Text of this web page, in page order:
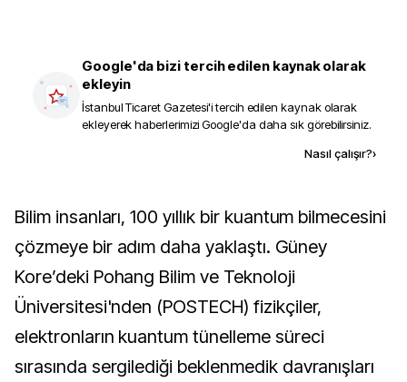
Google'da bizi tercih edilen kaynak olarak
ekleyin
İstanbul Ticaret Gazetesi'i tercih edilen kaynak olarak
ekleyerek haberlerimizi Google'da daha sık görebilirsiniz.
Nasıl çalışır?›
Bilim insanları, 100 yıllık bir kuantum bilmecesini
çözmeye bir adım daha yaklaştı. Güney
Kore’deki Pohang Bilim ve Teknoloji
Üniversitesi'nden (POSTECH) fizikçiler,
elektronların kuantum tünelleme süreci
sırasında sergilediği beklenmedik davranışları